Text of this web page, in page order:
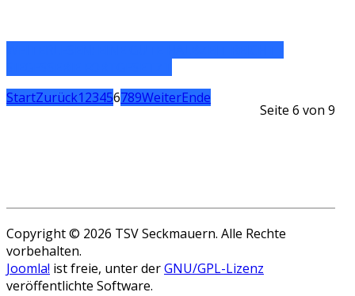
Seite 6 von 9
StartZurück123456789WeiterEnde
Copyright © 2026 TSV Seckmauern. Alle Rechte
vorbehalten.
Joomla! ist freie, unter derGNU/GPL-Lizenz
veröffentlichte Software.